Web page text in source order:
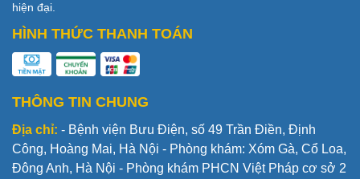
hiện đại.
HÌNH THỨC THANH TOÁN
THÔNG TIN CHUNG
Địa chỉ: - Bệnh viện Bưu Điện, số 49 Trần Điền, Định
Công, Hoàng Mai, Hà Nội - Phòng khám: Xóm Gà, Cổ Loa,
Đông Anh, Hà Nội - Phòng khám PHCN Việt Pháp cơ sở 2